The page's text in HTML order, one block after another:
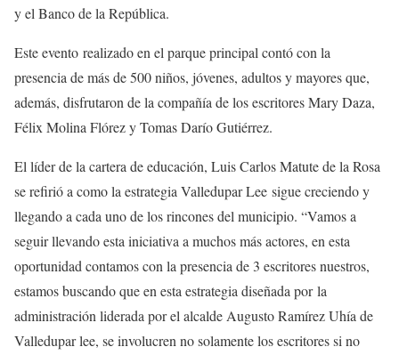
y el Banco de la República.
Este evento realizado en el parque principal contó con la
presencia de más de 500 niños, jóvenes, adultos y mayores que,
además, disfrutaron de la compañía de los escritores Mary Daza,
Félix Molina Flórez y Tomas Darío Gutiérrez.
El líder de la cartera de educación, Luis Carlos Matute de la Rosa
se refirió a como la estrategia Valledupar Lee sigue creciendo y
llegando a cada uno de los rincones del municipio. “Vamos a
seguir llevando esta iniciativa a muchos más actores, en esta
oportunidad contamos con la presencia de 3 escritores nuestros,
estamos buscando que en esta estrategia diseñada por la
administración liderada por el alcalde Augusto Ramírez Uhía de
Valledupar lee, se involucren no solamente los escritores si no